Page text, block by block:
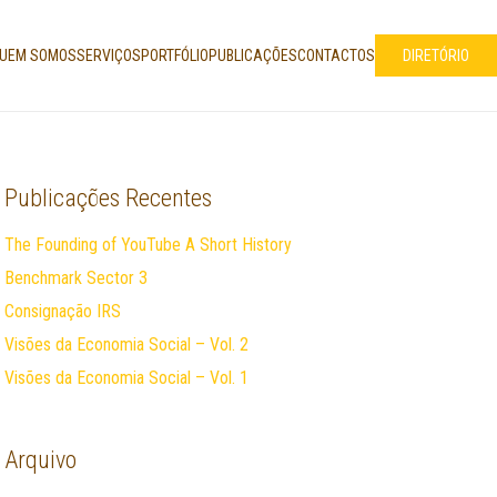
SOMOSSERVIÇOSPORTFÓLIOPUBLICAÇÕESCONTACTOS DIRETÓRIO
Publicações Recentes
The Founding of YouTube A Short History
Benchmark Sector 3
Consignação IRS
Visões da Economia Social – Vol. 2
Visões da Economia Social – Vol. 1
Arquivo